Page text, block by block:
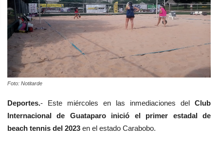
Foto: Notitarde
Deportes.- Este miércoles en las inmediaciones del Club
Internacional de Guataparo inició el primer estadal de
beach tennis del 2023 en el estado Carabobo.